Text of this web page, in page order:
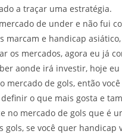
a traçar uma estratégia.
de under e não fui
marcam e handicap
os mercados, agora eu já
aonde irá investir, hoje
mercado de gols, então
o que mais gosta e
no mercado de gols que é
gols, se você quer